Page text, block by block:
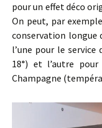
pour un effet déco
On peut, par
conservation longue
l’une pour le service
18°) et l’autre
Champagne